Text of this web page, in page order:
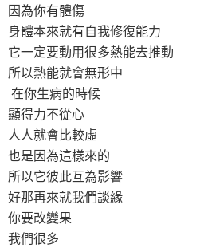
因為你有體傷
身體本來就有自我修復能力
它一定要動用很多熱能去推動
所以熱能就會無形中
在你生病的時候
顯得力不從心
人人就會比較虛
也是因為這樣來的
所以它彼此互為影響
好那再來就我們談緣
你要改變果
我們很多